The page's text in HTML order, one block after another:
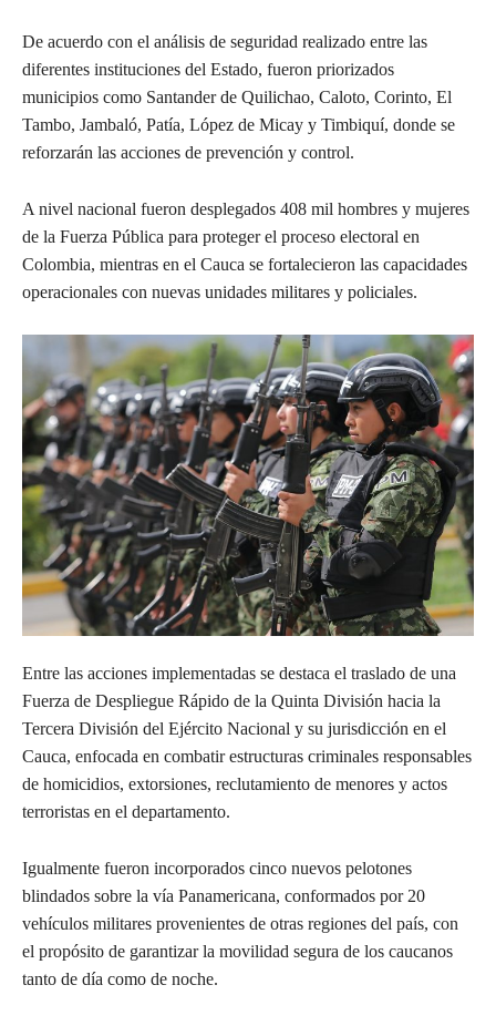
De acuerdo con el análisis de seguridad realizado entre las
diferentes instituciones del Estado, fueron priorizados
municipios como Santander de Quilichao, Caloto, Corinto, El
Tambo, Jambaló, Patía, López de Micay y Timbiquí, donde se
reforzarán las acciones de prevención y control.
A nivel nacional fueron desplegados 408 mil hombres y mujeres
de la Fuerza Pública para proteger el proceso electoral en
Colombia, mientras en el Cauca se fortalecieron las capacidades
operacionales con nuevas unidades militares y policiales.
Entre las acciones implementadas se destaca el traslado de una
Fuerza de Despliegue Rápido de la Quinta División hacia la
Tercera División del Ejército Nacional y su jurisdicción en el
Cauca, enfocada en combatir estructuras criminales responsables
de homicidios, extorsiones, reclutamiento de menores y actos
terroristas en el departamento.
Igualmente fueron incorporados cinco nuevos pelotones
blindados sobre la vía Panamericana, conformados por 20
vehículos militares provenientes de otras regiones del país, con
el propósito de garantizar la movilidad segura de los caucanos
tanto de día como de noche.